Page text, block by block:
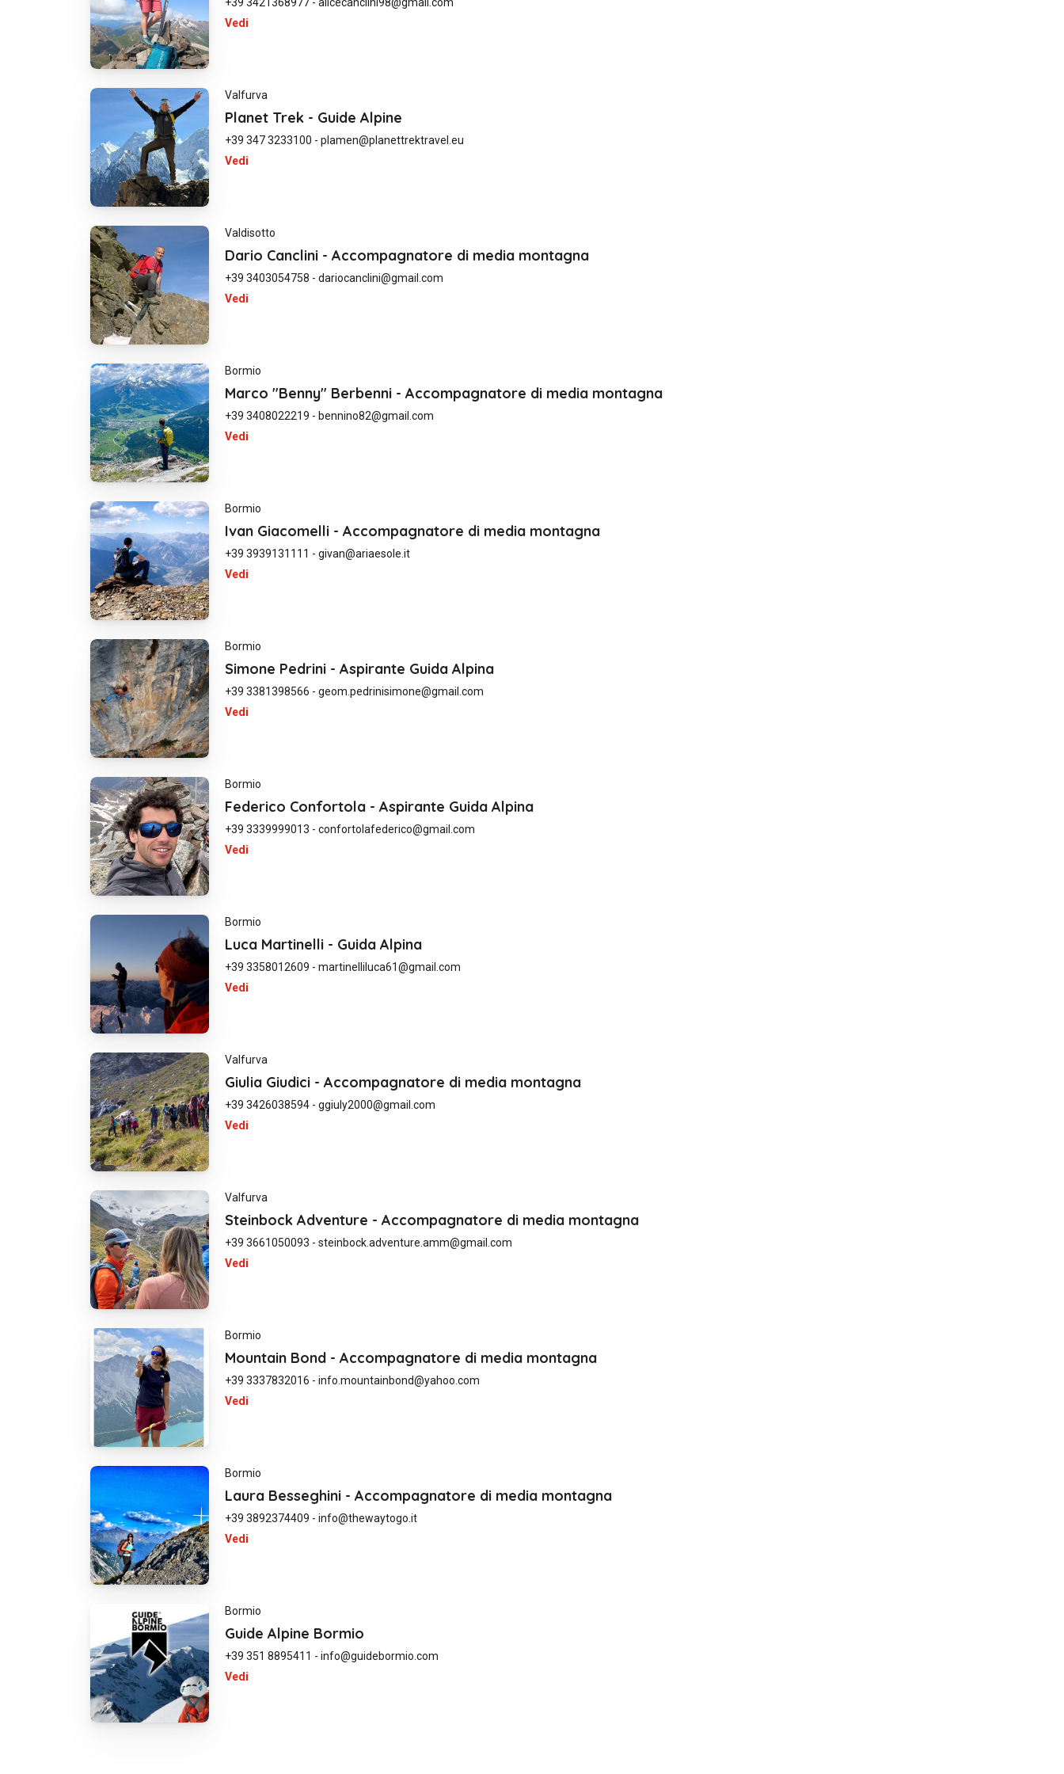
Vedi
Valfurva
Planet Trek - Guide Alpine
+39 347 3233100 - plamen@planettrektravel.eu
Vedi
Valdisotto
Dario Canclini - Accompagnatore di media montagna
+39 3403054758 - dariocanclini@gmail.com
Vedi
Bormio
Marco "Benny" Berbenni - Accompagnatore di media montagna
+39 3408022219 - bennino82@gmail.com
Vedi
Bormio
Ivan Giacomelli - Accompagnatore di media montagna
+39 3939131111 - givan@ariaesole.it
Vedi
Bormio
Simone Pedrini - Aspirante Guida Alpina
+39 3381398566 - geom.pedrinisimone@gmail.com
Vedi
Bormio
Federico Confortola - Aspirante Guida Alpina
+39 3339999013 - confortolafederico@gmail.com
Vedi
Bormio
Luca Martinelli - Guida Alpina
+39 3358012609 - martinelliluca61@gmail.com
Vedi
Valfurva
Giulia Giudici - Accompagnatore di media montagna
+39 3426038594 - ggiuly2000@gmail.com
Vedi
Valfurva
Steinbock Adventure - Accompagnatore di media montagna
+39 3661050093 - steinbock.adventure.amm@gmail.com
Vedi
Bormio
Mountain Bond - Accompagnatore di media montagna
+39 3337832016 - info.mountainbond@yahoo.com
Vedi
Bormio
Laura Besseghini - Accompagnatore di media montagna
+39 3892374409 - info@thewaytogo.it
Vedi
Bormio
Guide Alpine Bormio
+39 351 8895411 - info@guidebormio.com
Vedi